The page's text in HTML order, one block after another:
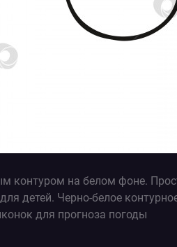
контуром на белом фоне.
детей. Черно-белое
для прогноза погоды